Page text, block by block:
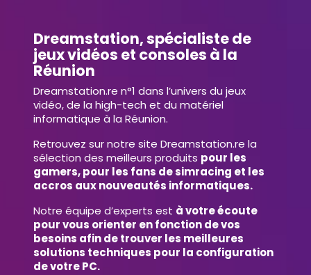
Dreamstation, spécialiste de
jeux vidéos et consoles à la
Réunion
Dreamstation.re n°1 dans l’univers du jeux
vidéo, de la high-tech et du matériel
informatique à la Réunion.
Retrouvez sur notre site Dreamstation.re la
sélection des meilleurs produits pour les
gamers, pour les fans de simracing et les
accros aux nouveautés informatiques.
Notre équipe d’experts est à votre écoute
pour vous orienter en fonction de vos
besoins afin de trouver les meilleures
solutions techniques pour la configuration
de votre PC.